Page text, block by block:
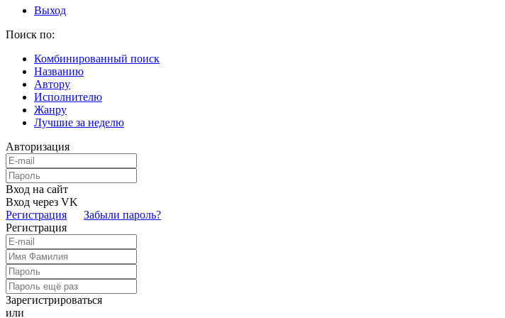
Выход
Поиск по:
Комбинированный поиск
Названию
Автору
Исполнителю
Жанру
Лучшие за неделю
Авторизация
Вход на сайт
Вход через VK
Регистрация
Забыли пароль?
Регистрация
Зарегистрироваться
или